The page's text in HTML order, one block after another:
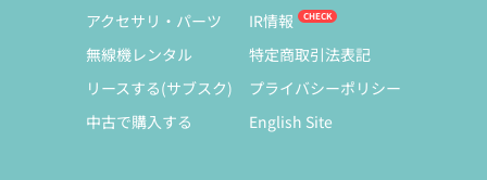
アクセサリ・パーツ
無線機レンタル
リースする(サブスク)
中古で購入する
IR情報
特定商取引法表記
プライバシーポリシー
English Site